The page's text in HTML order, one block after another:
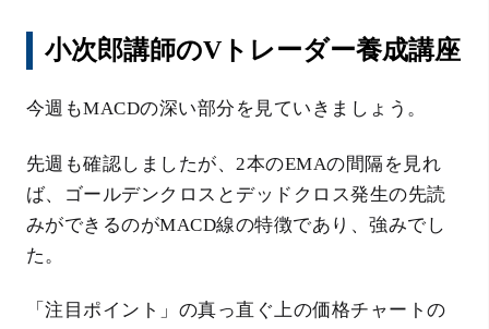
小次郎講師のVトレーダー養成講座
今週もMACDの深い部分を見ていきましょう。
先週も確認しましたが、2本のEMAの間隔を見れ
ば、ゴールデンクロスとデッドクロス発生の先読
みができるのがMACD線の特徴であり、強みでし
た。
「注目ポイント」の真っ直ぐ上の価格チャートの